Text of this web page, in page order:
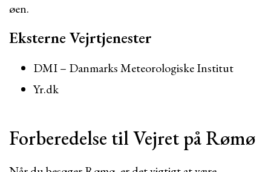
øen.
Eksterne Vejrtjenester
DMI – Danmarks Meteorologiske Institut
Yr.dk
Forberedelse til Vejret på Rømø